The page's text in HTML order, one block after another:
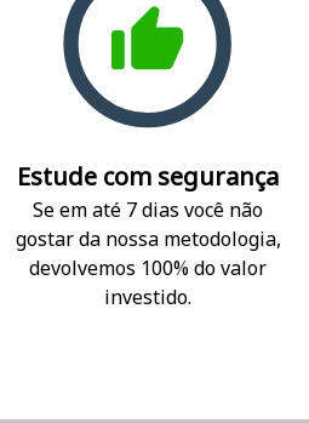
Estude com segurança
Se em até 7 dias você não
gostar da nossa metodologia,
devolvemos 100% do valor
investido.